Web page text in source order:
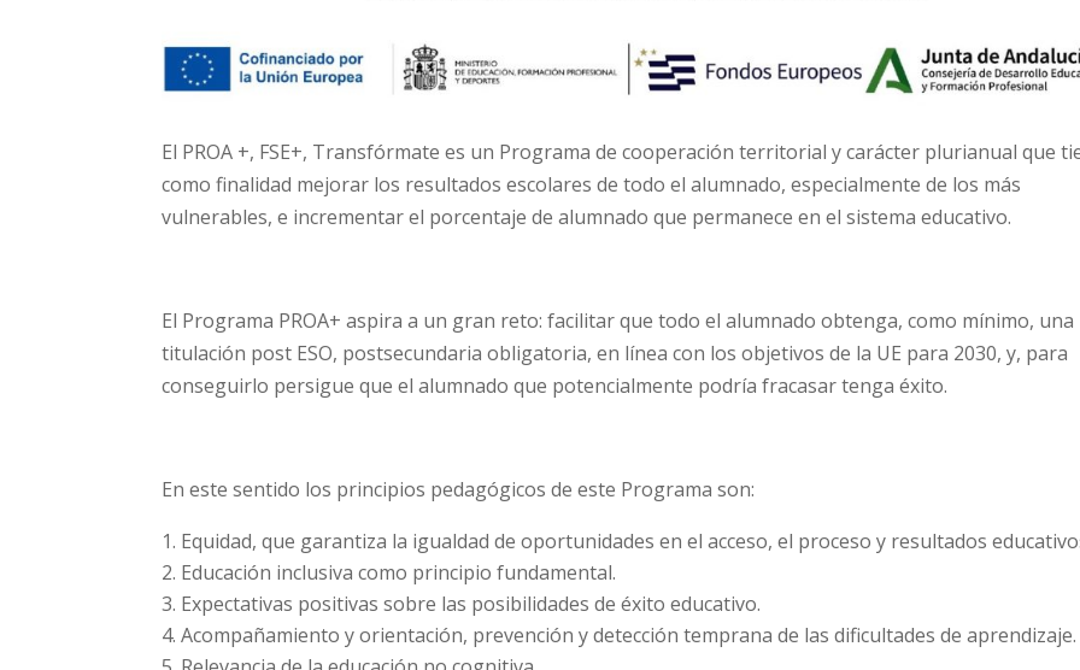
El PROA +, FSE+, Transfórmate es un Programa de cooperación territorial y carácter plurianual que
como finalidad mejorar los resultados escolares de todo el alumnado, especialmente de los más
vulnerables, e incrementar el porcentaje de alumnado que permanece en el sistema educativo.
El Programa PROA+ aspira a un gran reto: facilitar que todo el alumnado obtenga, como mínimo, una
titulación post ESO, postsecundaria obligatoria, en línea con los objetivos de la UE para 2030, y, para
conseguirlo persigue que el alumnado que potencialmente podría fracasar tenga éxito.
En este sentido los principios pedagógicos de este Programa son:
Equidad, que garantiza la igualdad de oportunidades en el acceso, el proceso y resultados
Educación inclusiva como principio fundamental.
Expectativas positivas sobre las posibilidades de éxito educativo.
Acompañamiento y orientación, prevención y detección temprana de las dificultades de aprendizaje.